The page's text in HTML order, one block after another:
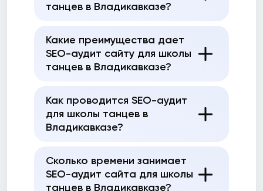
танцев в Владикавказе?
Какие преимущества дает
SEO-аудит сайту для школы
танцев в Владикавказе?
Как проводится SEO-аудит
для школы танцев в
Владикавказе?
Сколько времени занимает
SEO-аудит сайта для школы
танцев в Владикавказе?